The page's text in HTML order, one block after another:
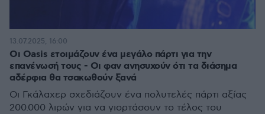
Οι Oasis ετοιμάζουν ένα μεγάλο πάρτι για την
επανένωσή τους - Οι φαν ανησυχούν ότι τα διάσημα
αδέρφια θα τσακωθούν ξανά
Οι Γκάλαχερ σχεδιάζουν ένα πολυτελές πάρτι αξίας
200.000 λιρών για να γιορτάσουν το τέλος του
13.07.2025, 16:00